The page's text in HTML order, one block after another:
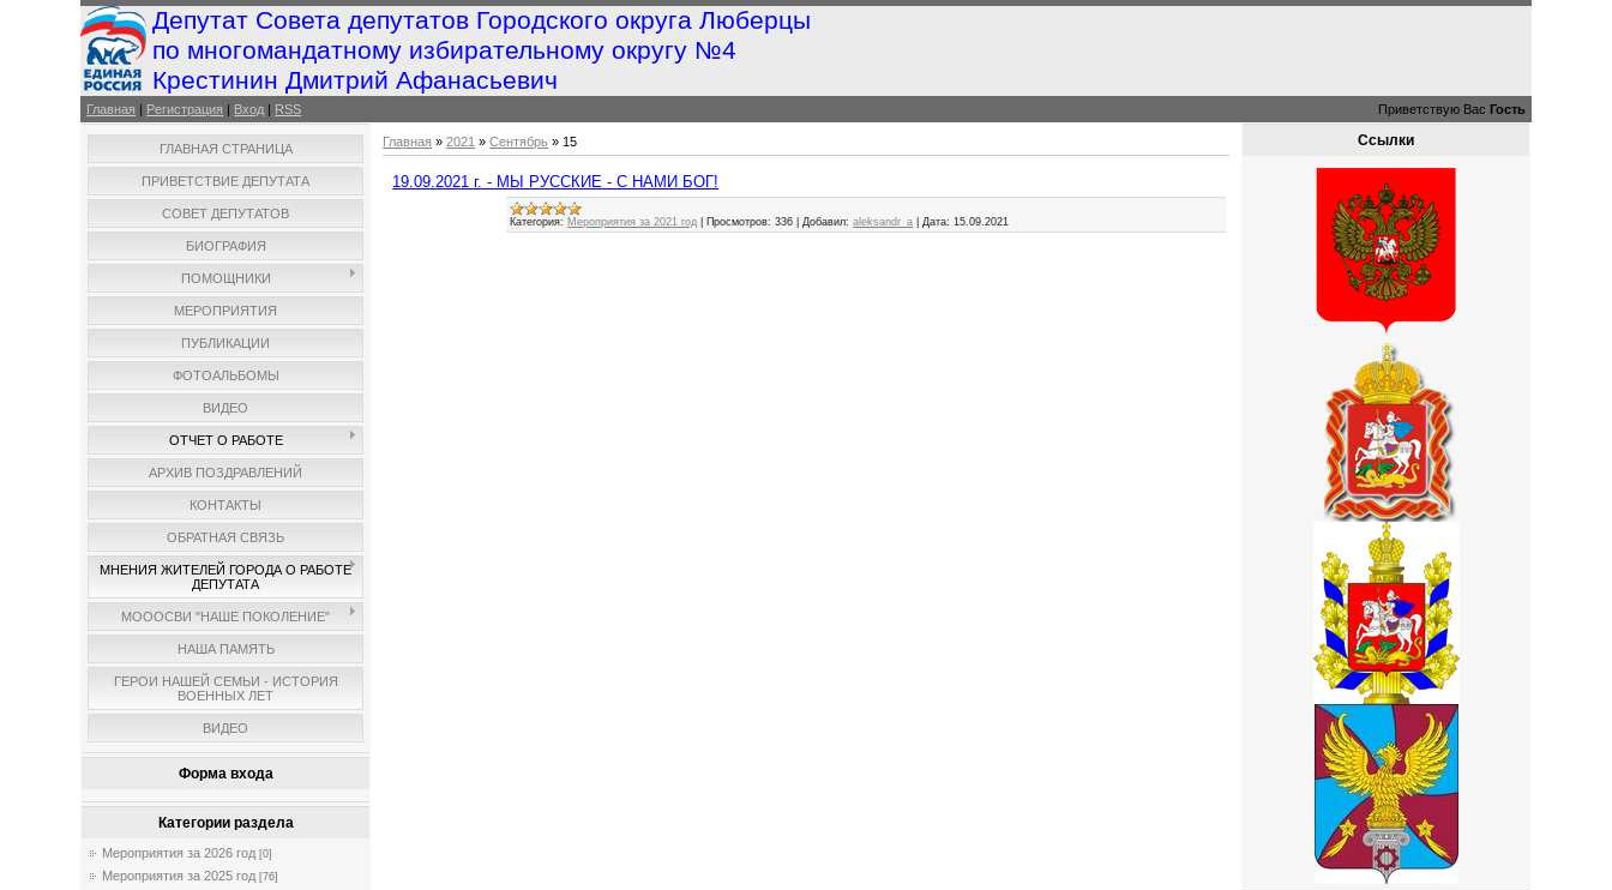
Депутат Совета депутатов Городского округа Люберцы
по многомандатному избирательному округу №4
Крестинин Дмитрий Афанасьевич
Главная | Регистрация | Вход | RSS Приветствую Вас Гость
ГЛАВНАЯ СТРАНИЦА
ПРИВЕТСТВИЕ ДЕПУТАТА
СОВЕТ ДЕПУТАТОВ
БИОГРАФИЯ
ПОМОЩНИКИ
МЕРОПРИЯТИЯ
ПУБЛИКАЦИИ
ФОТОАЛЬБОМЫ
ВИДЕО
ОТЧЕТ О РАБОТЕ
АРХИВ ПОЗДРАВЛЕНИЙ
КОНТАКТЫ
ОБРАТНАЯ СВЯЗЬ
МНЕНИЯ ЖИТЕЛЕЙ ГОРОДА О РАБОТЕ
ДЕПУТАТА
МОООСВИ "НАШЕ ПОКОЛЕНИЕ"
НАША ПАМЯТЬ
ГЕРОИ НАШЕЙ СЕМЬИ - ИСТОРИЯ
ВОЕННЫХ ЛЕТ
ВИДЕО
Форма входа
Категории раздела
Мероприятия за 2026 год [0]
Мероприятия за 2025 год [76]
Главная »2021 » Сентябрь » 15
19.09.2021 г. - МЫ РУССКИЕ - С НАМИ БОГ!
Категория: Мероприятия за 2021 год Просмотров: 336 Добавил: aleksandr_a Дата: 15.09.2021
Ссылки